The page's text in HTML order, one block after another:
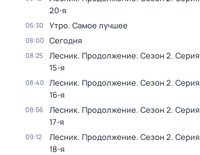
20-я
06:30 Утро. Самое лучшее
08:00 Сегодня
08:25 Лесник. Продолжение. Сезон 2. Серия
15-я
08:40 Лесник. Продолжение. Сезон 2. Серия
16-я
08:56 Лесник. Продолжение. Сезон 2. Серия
17-я
09:12 Лесник. Продолжение. Сезон 2. Серия
18-я